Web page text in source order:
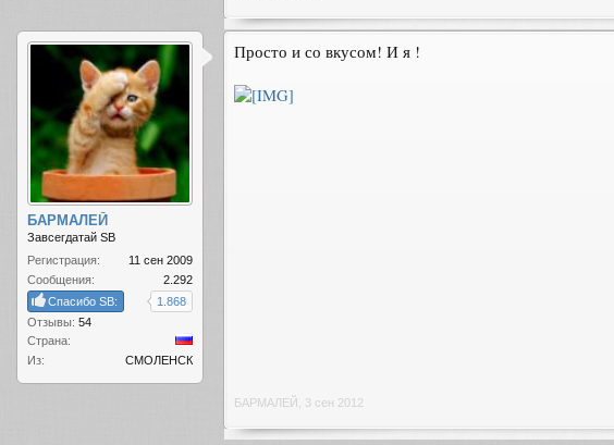
БАРМАЛЕЙ
Завсегдатай SB
Регистрация:
11 сен 2009
Сообщения:
2.292
Спасибо SB:
1.868
Отзывы: 54
Страна:
Из:
СМОЛЕНСК
Просто и со вкусом! И я !
БАРМАЛЕЙ 3 сен 2012